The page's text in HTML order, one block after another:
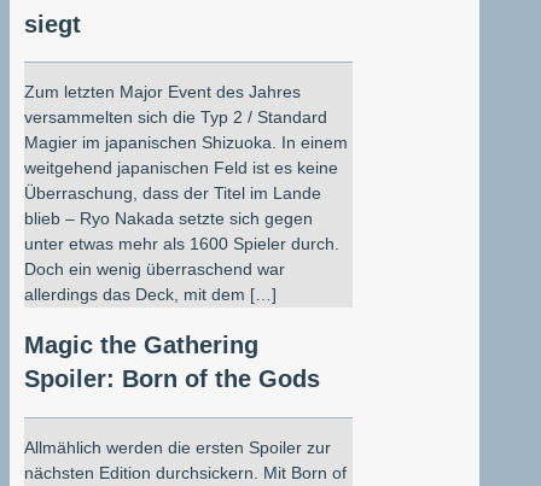
siegt
Zum letzten Major Event des Jahres
versammelten sich die Typ 2 / Standard
Magier im japanischen Shizuoka. In einem
weitgehend japanischen Feld ist es keine
Überraschung, dass der Titel im Lande
blieb – Ryo Nakada setzte sich gegen
unter etwas mehr als 1600 Spieler durch.
Doch ein wenig überraschend war
allerdings das Deck, mit dem […]
Magic the Gathering
Spoiler: Born of the Gods
Allmählich werden die ersten Spoiler zur
nächsten Edition durchsickern. Mit Born of